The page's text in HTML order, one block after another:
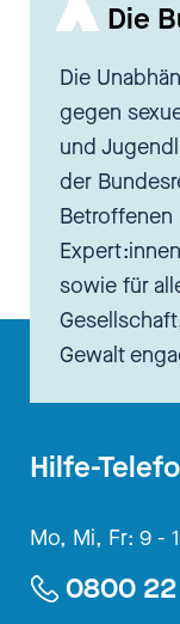
viele
und
ich,
Pommer
Ja.
uns
Die
Die
gegen
und
der
sowie für
Gewalt
Hilfe-
Mo, Mi, Fr: 9 -
0800